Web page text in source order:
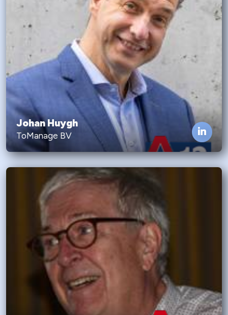
Johan Huygh
ToManage BV